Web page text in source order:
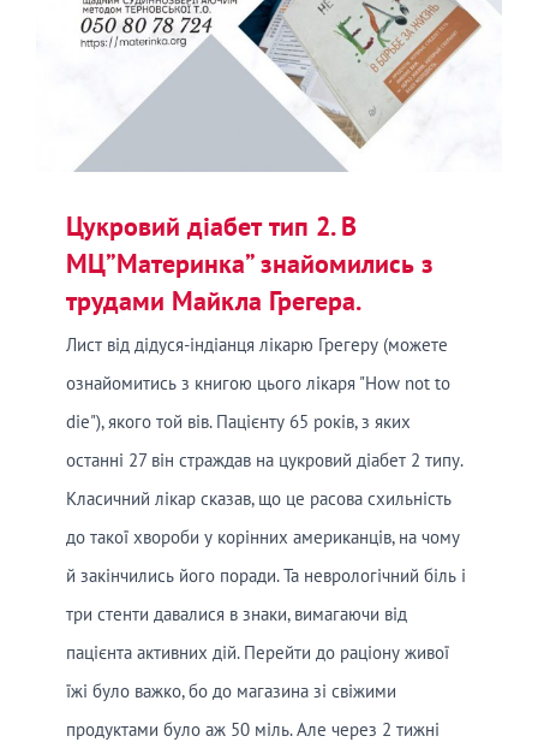
Цукровий діабет тип 2. В
МЦ”Материнка” знайомились з
трудами Майкла Грегера.
Лист від дідуся-індіанця лікарю Грегеру (можете
ознайомитись з книгою цього лікаря "How not to
die"), якого той вів. Пацієнту 65 років, з яких
останні 27 він страждав на цукровий діабет 2 типу.
Класичний лікар сказав, що це расова схильність
до такої хвороби у корінних американців, на чому
й закінчились його поради. Та неврологічний біль і
три стенти давалися в знаки, вимагаючи від
пацієнта активних дій. Перейти до раціону живої
їжі було важко, бо до магазина зі свіжими
продуктами було аж 50 міль. Але через 2 тижні